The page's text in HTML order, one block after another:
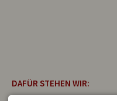
DAFÜR STEHEN WIR: